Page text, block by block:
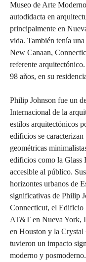
Museo de Arte
autodidacta en
principalmente en
vida. También tenía
New Canaan,
referente
98 años, en su
Philip Johnson fue un
Internacional de la
estilos arquitectónicos
edificios se
geométricas
edificios como la Glass
accesible al público.
horizontes urbanos de
significativas de Philip
Connecticut, el Edificio
AT&T en Nueva York,
en Houston y la Crystal
tuvieron un impacto
moderno y posmoderno.